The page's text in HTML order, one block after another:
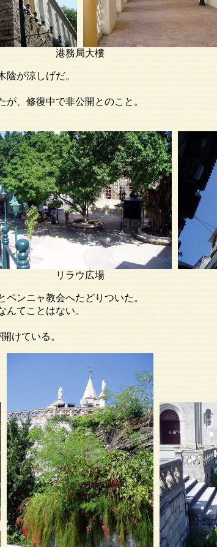
港務局大樓
が涼しげだ。
修復中で非公開とのこと。
ラウ広場 洒
ニャ教会へたどりついた。
てことはない。
ている。